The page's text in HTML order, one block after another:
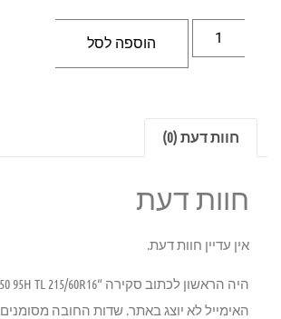
הוספה לסל
חוות דעת (0)
חוות דעת
אין עדיין חוות דעת.
היה הראשון לכתוב סקירה “NITTO NT650 95H TL 215/60R16”
האימייל לא יוצג באתר.שדות החובה מסומנים*